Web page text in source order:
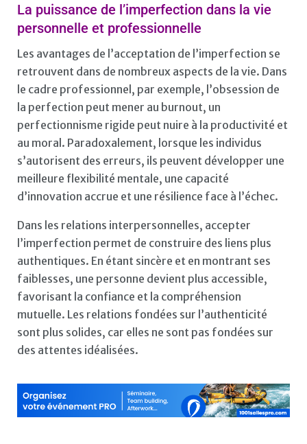
La puissance de l’imperfection dans la vie
personnelle et professionnelle
Les avantages de l’acceptation de l’imperfection se
retrouvent dans de nombreux aspects de la vie. Dans
le cadre professionnel, par exemple, l’obsession de
la perfection peut mener au burnout, un
perfectionnisme rigide peut nuire à la productivité et
au moral. Paradoxalement, lorsque les individus
s’autorisent des erreurs, ils peuvent développer une
meilleure flexibilité mentale, une capacité
d’innovation accrue et une résilience face à l’échec.
Dans les relations interpersonnelles, accepter
l’imperfection permet de construire des liens plus
authentiques. En étant sincère et en montrant ses
faiblesses, une personne devient plus accessible,
favorisant la confiance et la compréhension
mutuelle. Les relations fondées sur l’authenticité
sont plus solides, car elles ne sont pas fondées sur
des attentes idéalisées.